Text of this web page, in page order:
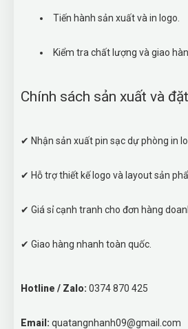
Tiến hành sản xuất và in logo.
Kiểm tra chất lượng và giao
Chính sách sản xuất và
✔ Nhận sản xuất pin sạc dự phòng in
✔ Hỗ trợ thiết kế logo và layout sản
✔ Giá sỉ cạnh tranh cho đơn hàng
✔ Giao hàng nhanh toàn quốc.
Hotline / Zalo: 0374 870 425
Email: quatangnhanh09@gmail.com